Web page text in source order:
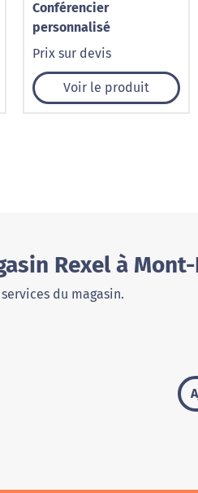
Conférencier
personnalisé
Prix sur devis
Voir le produit
Rexel à
du magasin.